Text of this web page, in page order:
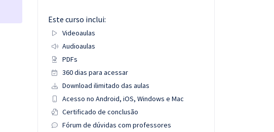
Este curso inclui:
Videoaulas
Audioaulas
PDFs
360 dias para acessar
Download ilimitado das aulas
Acesso no Android, iOS, Windows e Mac
Certificado de conclusão
Fórum de dúvidas com professores